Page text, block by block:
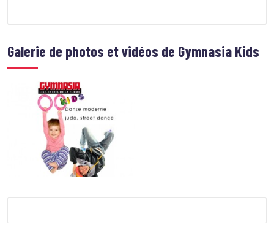
Galerie de photos et vidéos de Gymnasia Kids